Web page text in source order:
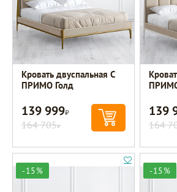
Кровать двуспальная C
ПРИМО Голд
139 999Р
164 705Р
139
164
-15% -15%